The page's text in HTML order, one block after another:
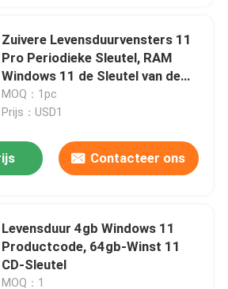
ons op
plus
Zuivere Levensduurvensters 11
Pro Periodieke Sleutel, RAM
Windows 11 de Sleutel van de
Onderwijsactivering
MOQ：1pc
Prijs：USD1
Contacteer ons
Levensduur 4gb Windows 11
Productcode, 64gb-Winst 11
CD-Sleutel
MOQ：1